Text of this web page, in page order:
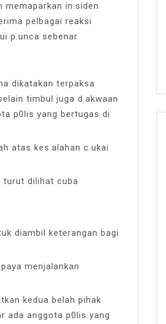
memaparkan in.siden
pelbagai reaksi
p.unca sebenar
dikatakan terpaksa
timbul juga d.akwaan
p0lis yang bertugas di
atas kes.alahan c.ukai
turut dilihat cuba
diambil keterangan bagi
menjalankan
kedua belah pihak
ada anggota p0lis yang